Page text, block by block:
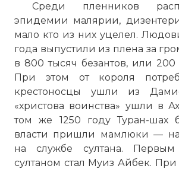
Среди пленников
эпидемии малярии,
мало кто из них уцелел.
года выпустили из плена за
в 800 тысяч безантов, или 200
При этом от короля
крестоносцы ушли из
«христова воинства» ушли в
том же 1250 году Туран-шах
власти пришли мамлюки —
на службе султана.
султаном стал Муиз Айбек.